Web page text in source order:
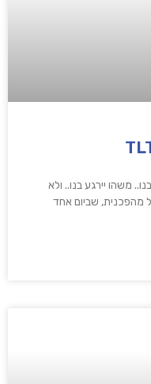
משהו יירגע בנו.. ולא
מהפכנית, שביום אחד